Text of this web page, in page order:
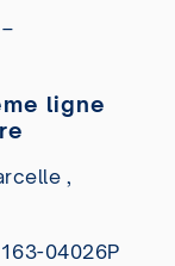
ligne
,
163-04026P